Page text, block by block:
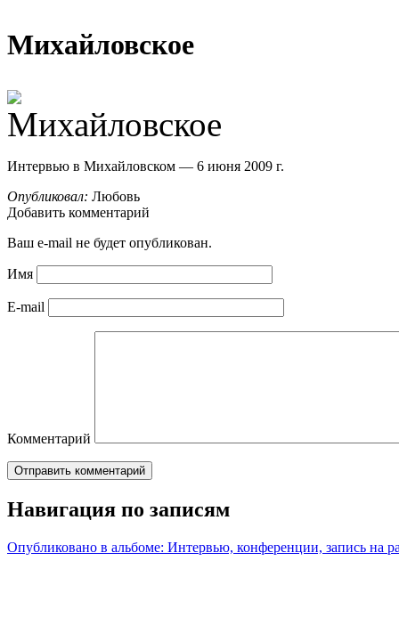
Михайловское
Интервью в Михайловском — 6 июня 2009 г.
Опубликовал: Любовь
Добавить комментарий
Ваш e-mail не будет опубликован.
Имя
E-mail
Комментарий
Навигация по записям
Опубликовано в альбоме: Интервью, конференции, запись на